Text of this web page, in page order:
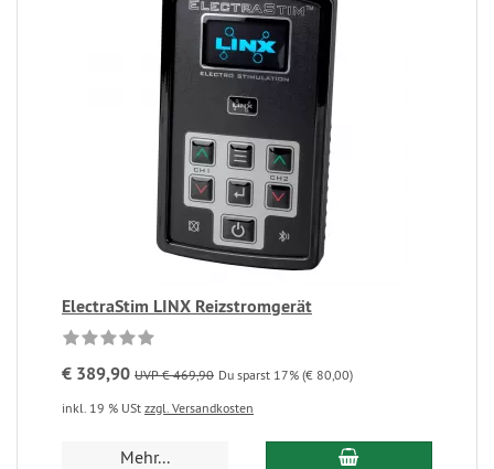
ElectraStim LINX Reizstromgerät
€ 389,90 UVP € 469,90 Du sparst 17% (€ 80,00)
inkl. 19 % USt zzgl. Versandkosten
Mehr...